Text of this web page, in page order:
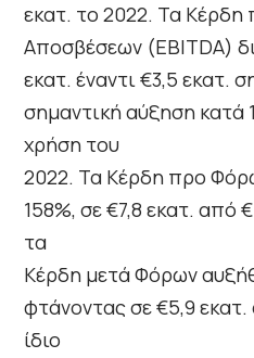
εκατ. το 2022. Τα
Αποσβέσεων (EBITDA)
εκατ. έναντι €3,5 εκατ.
σημαντική αύξηση κατά
χρήση του
2022. Τα Κέρδη προ
158%, σε €7,8 εκατ. από
τα
Κέρδη μετά Φόρων
φτάνοντας σε €5,9 εκατ.
ίδιο